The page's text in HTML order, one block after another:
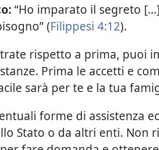
“Ho imparato il segreto
(Filippesi 4:12).
rispetto a prima, puoi
Prima le accetti e
sarà per te e la tua
forme di assistenza
Stato o da altri enti. Non